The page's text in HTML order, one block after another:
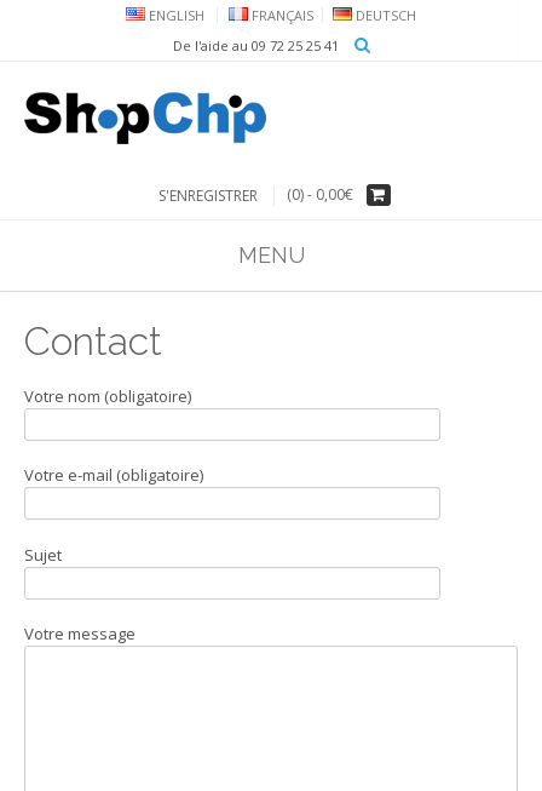
ENGLISH FRANÇAIS
DEUTSCH
De l'aide au 09 72 25 25 41
S'ENREGISTRER (0) - 0,00€
MENU
Contact
Votre nom (obligatoire)
Votre e-mail (obligatoire)
Sujet
Votre message